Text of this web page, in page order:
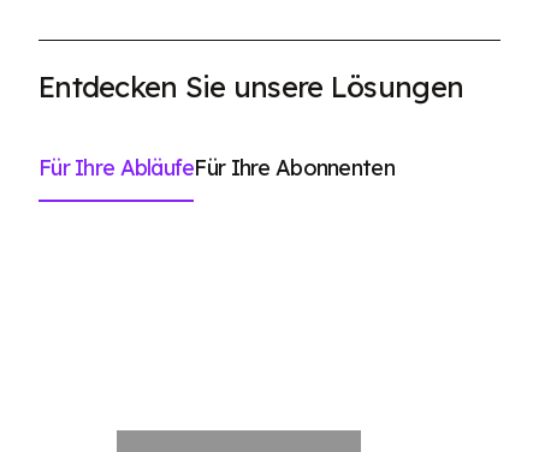
Entdecken Sie unsere Lösungen
Für Ihre AbläufeFür Ihre Abonnenten